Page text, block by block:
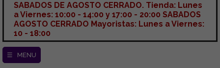
SABADOS DE AGOSTO CERRADO. Tienda: Lunes
a Viernes: 10:00 - 14:00 y 17:00 - 20:00 SABADOS
AGOSTO CERRADO Mayoristas: Lunes a Viernes:
10 - 18:00
☰ MENU